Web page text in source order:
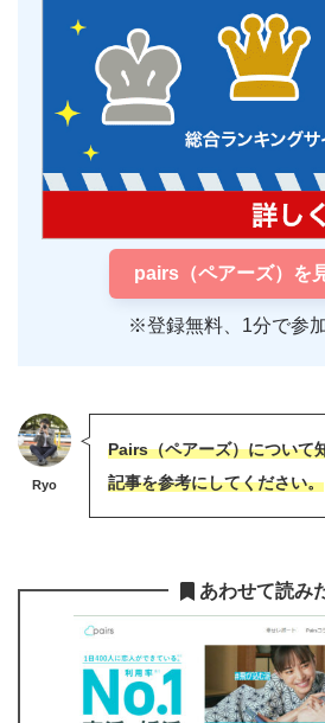
pairs（ペアーズ）を
※登録無料、1分で参
Ryo
Pairs（ペアーズ）について
記事を参考にしてください。
あわせて読み